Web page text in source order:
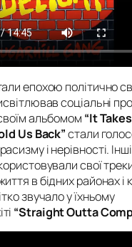
епохою політично
соціальні
альбомом “It
Us Back”стали
і нерівності.
свої
в бідних районах і
звучало у їхньому
“Straight Outta